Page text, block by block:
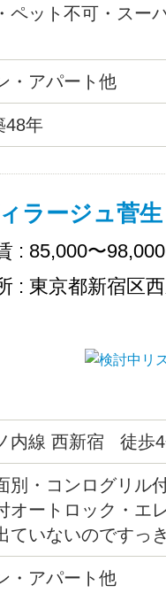
ペット不可・スー
・アパート他
年
ラージュ菅生
: 85,000〜
: 東京都新宿区
内線 西新宿 徒歩
別・コンログリル
オートロック・エ
ていないのですっ
の注文集合住宅・
タワー等再開発エ
・アパート他